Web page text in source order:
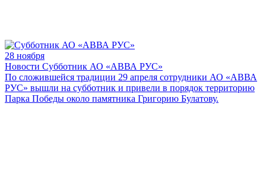
28 ноября
Новости Субботник АО «АВВА РУС»
По сложившейся традиции 29 апреля сотрудники АО «АВВА
РУС» вышли на субботник и привели в порядок территорию
Парка Победы около памятника Григорию Булатову.